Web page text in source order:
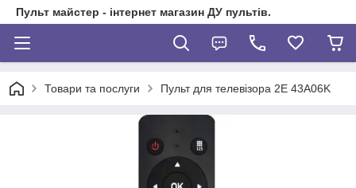
Пульт майстер - інтернет магазин ДУ пультів.
Товари та послуги Пульт для телевізора 2E 43A06K